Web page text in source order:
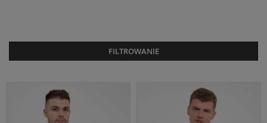
FILTROWANIE